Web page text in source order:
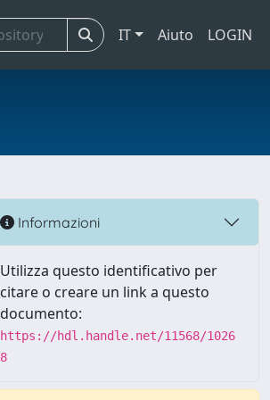
IT Aiuto LOGIN
Informazioni
Utilizza questo identificativo per
citare o creare un link a questo
documento:
https://hdl.handle.net/11568/1026
8